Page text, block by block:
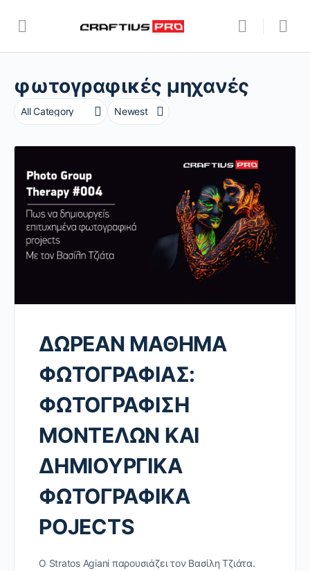
φωτογραφικές μηχανές
Category
Sort
ΔΩΡΕΑΝ ΜΑΘΗΜΑ
ΦΩΤΟΓΡΑΦΙΑΣ:
ΦΩΤΟΓΡΑΦΙΣΗ
ΜΟΝΤΕΛΩΝ ΚΑΙ
ΔΗΜΙΟΥΡΓΙΚΑ
ΦΩΤΟΓΡΑΦΙΚΑ
POJECTS
O Stratos Agiani παρουσιάζει τον Βασίλη Τζιάτα.